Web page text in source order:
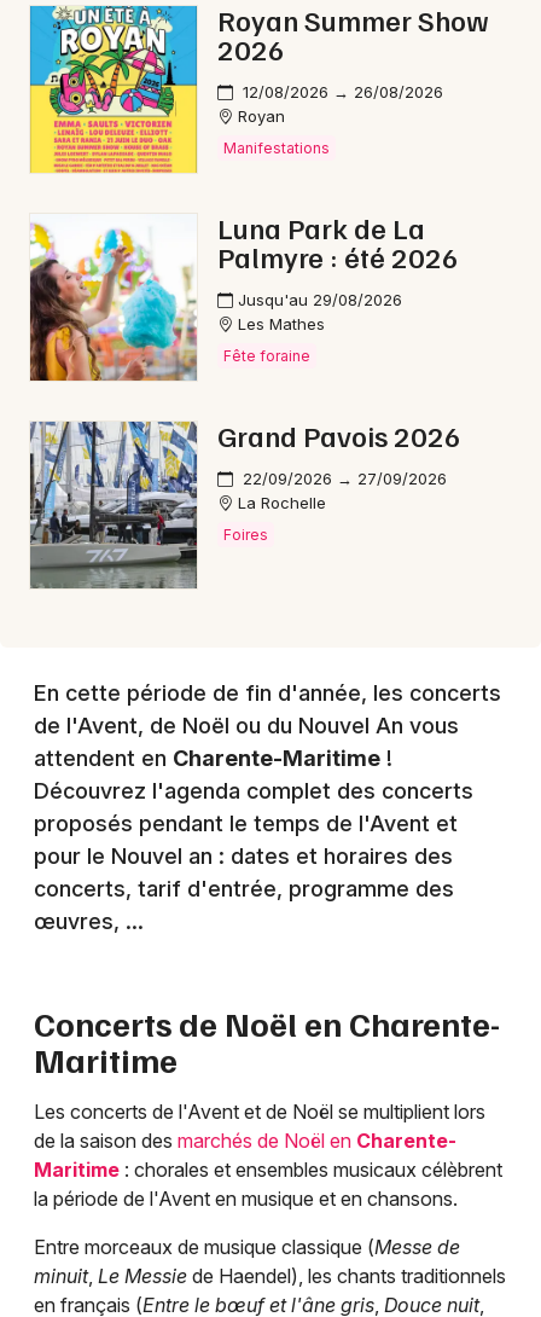
17 - Charente-Maritime
Choisir mes départements
Mon email
Royan Summer Show
2026
12/08/2026 → 26/08/2026
Royan
Manifestations
Luna Park de La
Palmyre : été 2026
Jusqu'au 29/08/2026
Les Mathes
Fête foraine
Grand Pavois 2026
22/09/2026 → 27/09/2026
La Rochelle
Foires
En cette période de fin d'année, les concerts
de l'Avent, de Noël ou du Nouvel An vous
attendent en Charente-Maritime !
Découvrez l'agenda complet des concerts
proposés pendant le temps de l'Avent et
pour le Nouvel an : dates et horaires des
concerts, tarif d'entrée, programme des
œuvres, ...
Concerts de Noël en Charente-
Maritime
Les concerts de l'Avent et de Noël se multiplient lors
de la saison des marchés de Noël en Charente-
Maritime : chorales et ensembles musicaux célèbrent
la période de l'Avent en musique et en chansons.
Entre morceaux de musique classique (Messe de
minuit, Le Messie de Haendel), les chants traditionnels
en français (Entre le bœuf et l'âne gris, Douce nuit,